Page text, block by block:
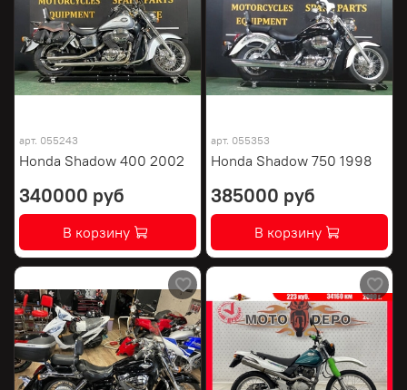
арт. 055243
Honda Shadow 400 2002
340000 руб
В корзину
арт. 055353
Honda Shadow 750 1998
385000 руб
В корзину